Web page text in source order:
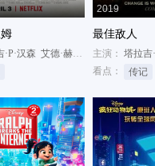
·P·汉森 艾德·赫尔姆斯
杰西·哈奇
2019
最佳敌人
主演： 塔拉吉
看点：
传记